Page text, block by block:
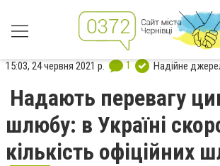
15:03, 24 червня 2021 р. 1 Надійне
Надають перевагу
шлюбу: в Україні
кількість офіційних